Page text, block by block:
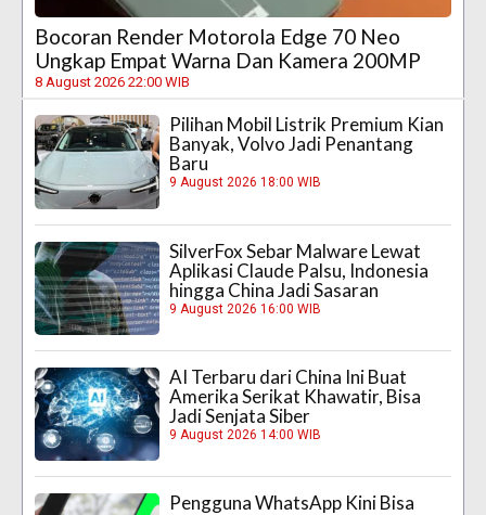
Bocoran Render Motorola Edge 70 Neo
Ungkap Empat Warna Dan Kamera 200MP
8 August 2026 22:00 WIB
Pilihan Mobil Listrik Premium Kian
Banyak, Volvo Jadi Penantang
Baru
9 August 2026 18:00 WIB
SilverFox Sebar Malware Lewat
Aplikasi Claude Palsu, Indonesia
hingga China Jadi Sasaran
9 August 2026 16:00 WIB
AI Terbaru dari China Ini Buat
Amerika Serikat Khawatir, Bisa
Jadi Senjata Siber
9 August 2026 14:00 WIB
Pengguna WhatsApp Kini Bisa